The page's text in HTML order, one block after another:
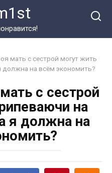
мать с сестрой могут жить
должна на всём экономить?
с сестрой
на
я должна на